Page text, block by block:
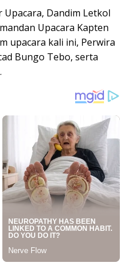
Dandim Letkol
Upacara Kapten
upacara kali ini, Perwira
Bungo Tebo, serta